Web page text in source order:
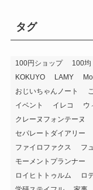
タグ
100円ショップ 100均
KOKUYO
LAMY
おじいちゃんノート
イベント
イレコ ウ
クレーヌフォンテーヌ
セパレートダイアリー
ファイロファクス
フ
モーメントプランナー
ロイヒトトゥルム
ロ